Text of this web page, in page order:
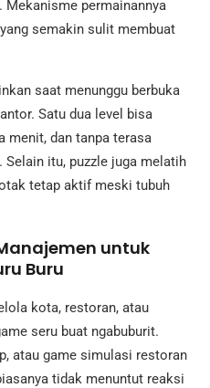
Mekanisme permainannya
semakin sulit membuat
saat menunggu berbuka
Satu dua level bisa
menit, dan tanpa terasa
itu, puzzle juga melatih
tetap aktif meski tubuh
untuk
Buru
kota, restoran, atau
seru buat ngabuburit.
atau game simulasi restoran
tidak menuntut reaksi